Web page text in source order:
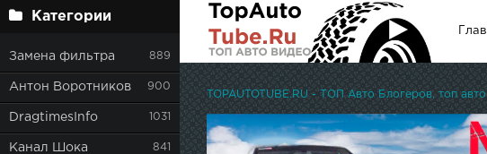
Категории
Замена фильтра 889
Антон Воротников 900
DragtimesInfo 1031
Канал Шока 841
TOPAUTOTUBE.RU - ТОП Авто Блогеров, топ